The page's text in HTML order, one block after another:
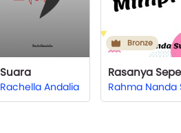
Suara
Rachella Andalia
Bronze